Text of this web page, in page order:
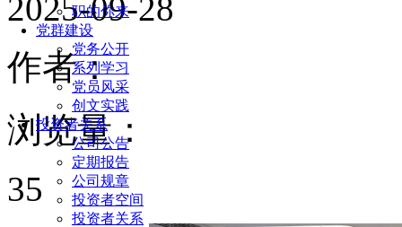
职的你来
党群建设
党务公开
系列学习
党员风采
创文实践
投资者关系
公司公告
定期报告
公司规章
投资者空间
投资者关系
2025-09-28
作者：
浏览量：
35